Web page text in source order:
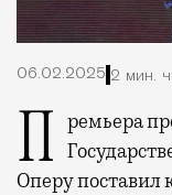
06.02.2025 2 мин.
Премьера прошла вчера вечером в
Оперу поставил